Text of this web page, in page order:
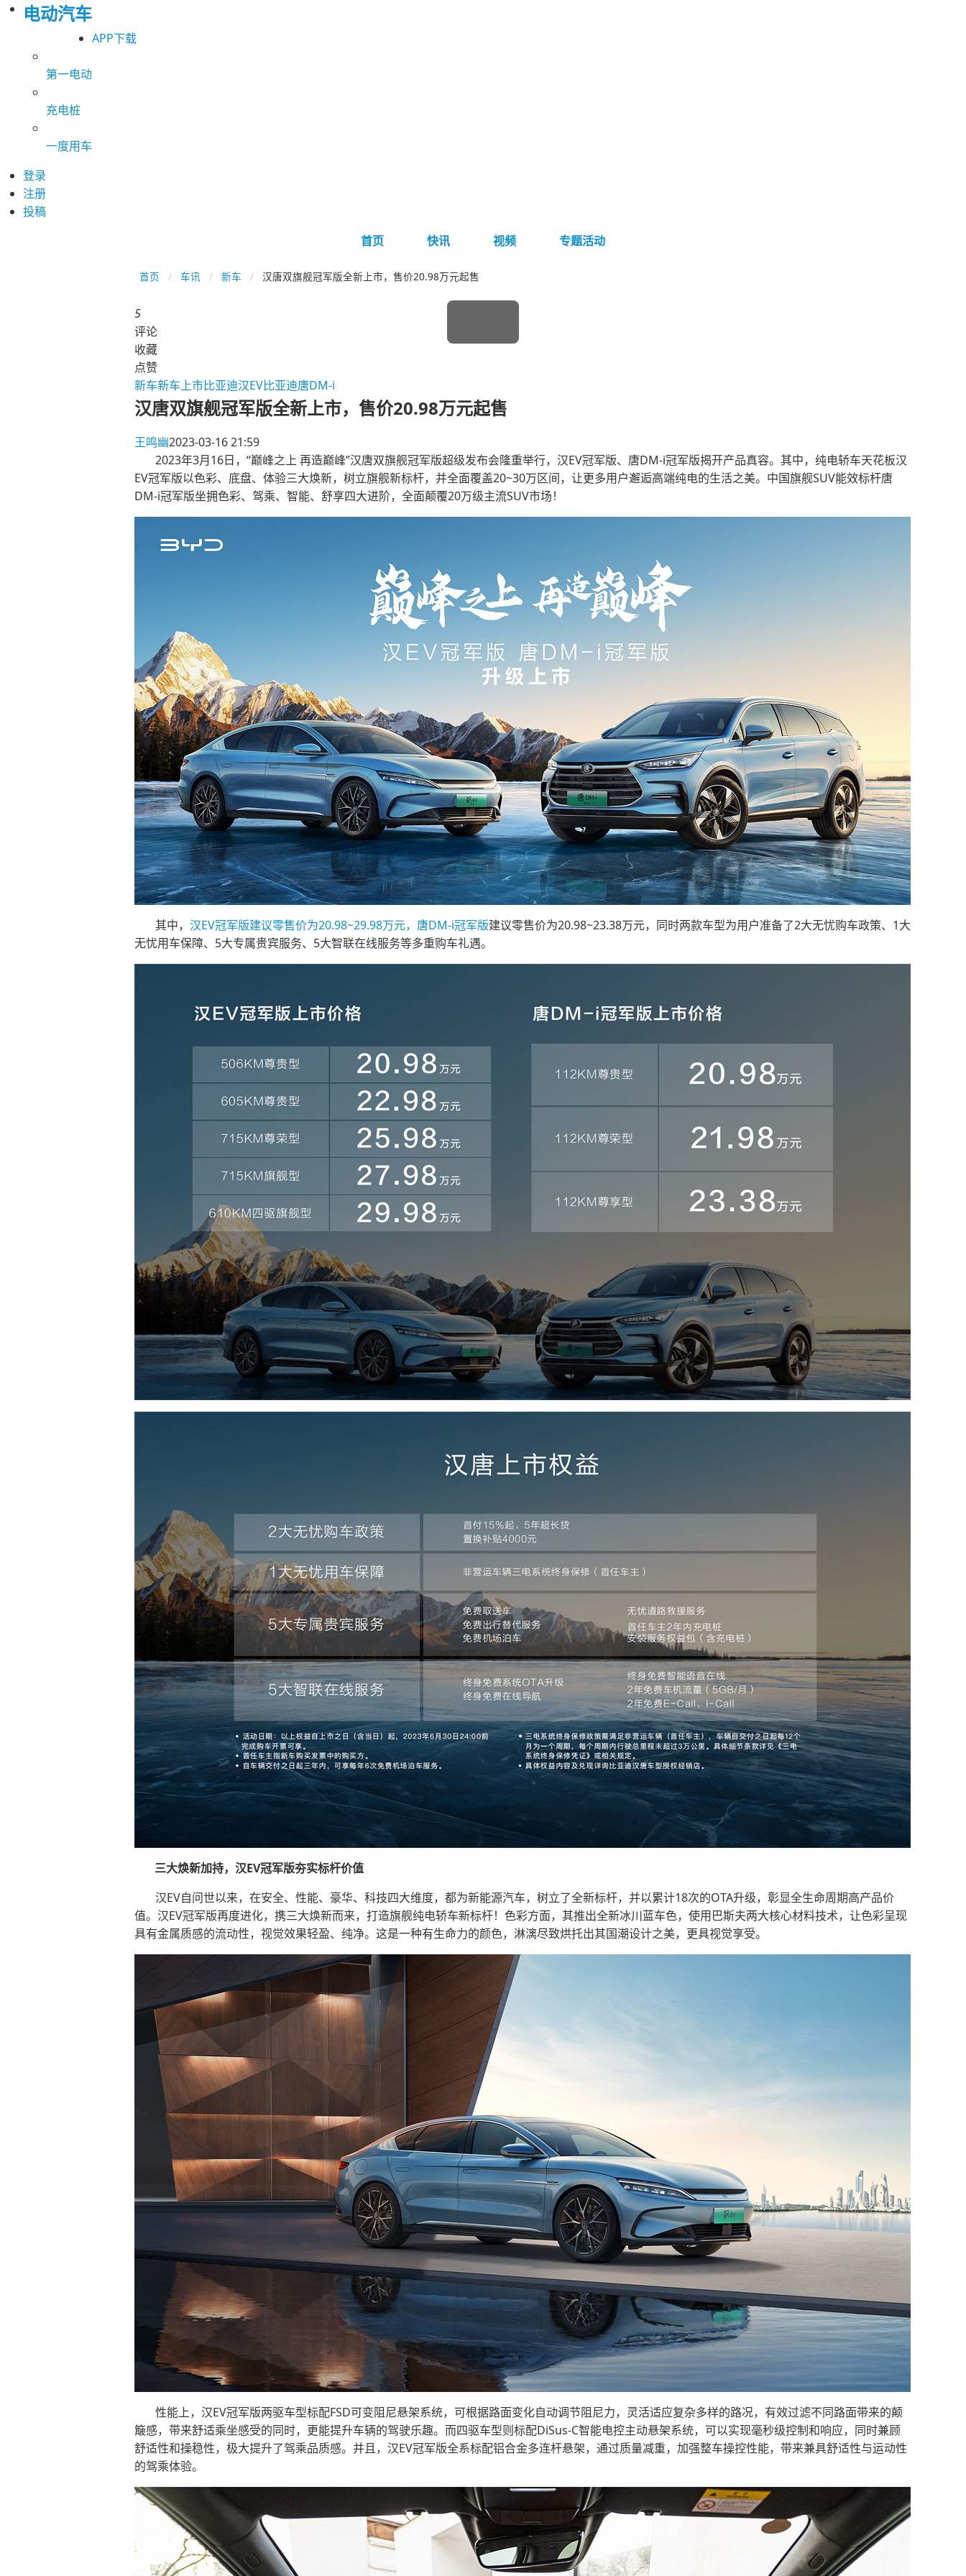
电动汽车
APP下载
第一电动
充电桩
一度用车
登录
注册
投稿
首页
快讯 视频 专题活动
首页 车讯 新车 汉唐双旗舰冠军版全新上市，售价20.98万元起售
5
评论
收藏
点赞
新车新车上市比亚迪汉EV比亚迪唐DM-i
汉唐双旗舰冠军版全新上市，售价20.98万元起售
王鸣幽2023-03-16 21:59
2023年3月16日，“巅峰之上 再造巅峰”汉唐双旗舰冠军版超级发布会隆重举行，汉EV冠军版、唐DM-i冠军版揭开产品真容。其中，纯电轿车天花板汉
EV冠军版以色彩、底盘、体验三大焕新，树立旗舰新标杆，并全面覆盖20~30万区间，让更多用户邂逅高端纯电的生活之美。中国旗舰SUV能效标杆唐
DM-i冠军版坐拥色彩、驾乘、智能、舒享四大进阶，全面颠覆20万级主流SUV市场！
其中， 汉EV冠军版建议零售价为20.98~29.98万元，唐DM-i冠军版建议零售价为20.98~23.38万元，同时两款车型为用户准备了2大无忧购车政策、1大
无忧用车保障、5大专属贵宾服务、5大智联在线服务等多重购车礼遇。
三大焕新加持，汉EV冠军版夯实标杆价值
汉EV自问世以来，在安全、性能、豪华、科技四大维度，都为新能源汽车，树立了全新标杆，并以累计18次的OTA升级，彰显全生命周期高产品价
值。汉EV冠军版再度进化，携三大焕新而来，打造旗舰纯电轿车新标杆！色彩方面，其推出全新冰川蓝车色，使用巴斯夫两大核心材料技术，让色彩呈现
具有金属质感的流动性，视觉效果轻盈、纯净。这是一种有生命力的颜色，淋漓尽致烘托出其国潮设计之美，更具视觉享受。
性能上，汉EV冠军版两驱车型标配FSD可变阻尼悬架系统，可根据路面变化自动调节阻尼力，灵活适应复杂多样的路况，有效过滤不同路面带来的颠
簸感，带来舒适乘坐感受的同时，更能提升车辆的驾驶乐趣。而四驱车型则标配DiSus-C智能电控主动悬架系统，可以实现毫秒级控制和响应，同时兼顾
舒适性和操稳性，极大提升了驾乘品质感。并且，汉EV冠军版全系标配铝合金多连杆悬架，通过质量减重，加强整车操控性能，带来兼具舒适性与运动性
的驾乘体验。